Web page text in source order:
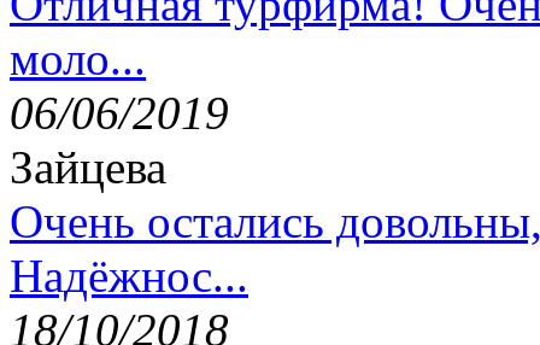
моло...
06/06/2019
Зайцева
Очень остались
Надёжнос...
18/10/2018